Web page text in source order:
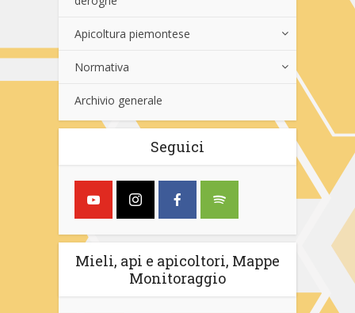
Apicoltura piemontese
Normativa
Archivio generale
Seguici
Mieli, api e apicoltori, Mappe
Monitoraggio